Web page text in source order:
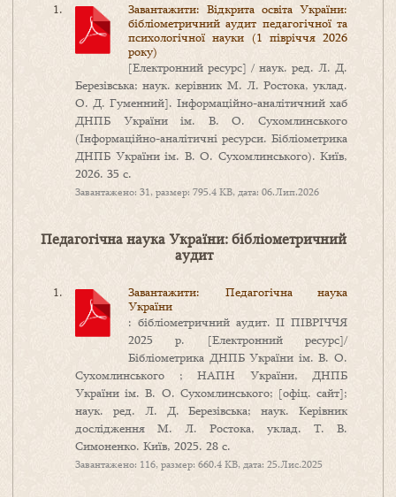
Завантажити: Відкрита освіта України:
бібліометричний аудит педагогічної та
психологічної науки (1 півріччя 2026
року)
[Електронний ресурс] / наук. ред. Л. Д.
Березівська; наук. керівник М. Л. Ростока, уклад.
О. Д. Гуменний]. Інформаційно-аналітичний хаб
ДНПБ України ім. В. О. Сухомлинського
(Інформаційно-аналітичні ресурси. Бібліометрика
ДНПБ України ім. В. О. Сухомлинського). Київ,
2026. 35 с.
Завантажено: 31, размер: 795.4 KB, дата: 06.Лип.2026
Педагогічна наука України: бібліометричний
аудит
Завантажити: Педагогічна наука
України
: бібліометричний аудит. ІІ ПІВРІЧЧЯ
2025 р. [Електронний ресурс]/
Бібліометрика ДНПБ України ім. В. О.
Сухомлинського ; НАПН України, ДНПБ
України ім. В. О. Сухомлинського; [офіц. сайт];
наук. ред. Л. Д. Березівська; наук. Керівник
дослідження М. Л. Ростока, уклад. Т. В.
Симоненко. Київ, 2025. 28 с.
Завантажено: 116, размер: 660.4 KB, дата: 25.Лис.2025